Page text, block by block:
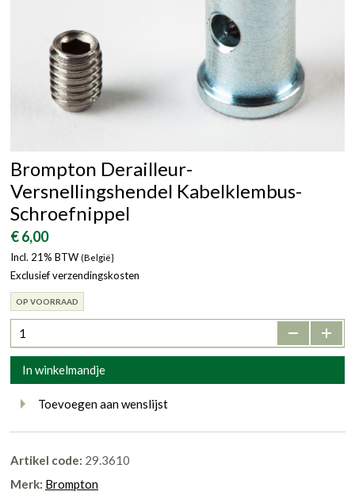
Brompton Derailleur-
Versnellingshendel Kabelklembus-
Schroefnippel
€ 6,00
Incl. 21% BTW (België}
Exclusief verzendingskosten
OP VOORRAAD
- +
In winkelmandje
Toevoegen aan wenslijst
Artikel code: 29.3610
Merk: Brompton